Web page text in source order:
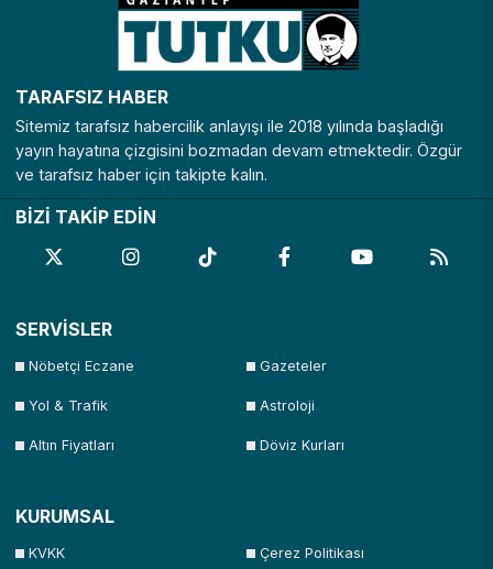
TARAFSIZ HABER
Sitemiz tarafsız habercilik anlayışı ile 2018 yılında başladığı
yayın hayatına çizgisini bozmadan devam etmektedir. Özgür
ve tarafsız haber için takipte kalın.
BİZİ TAKİP EDİN
SERVİSLER
Nöbetçi Eczane Gazeteler
Yol & Trafik Astroloji
Altın Fiyatları Döviz Kurları
KURUMSAL
KVKK Çerez Politikası